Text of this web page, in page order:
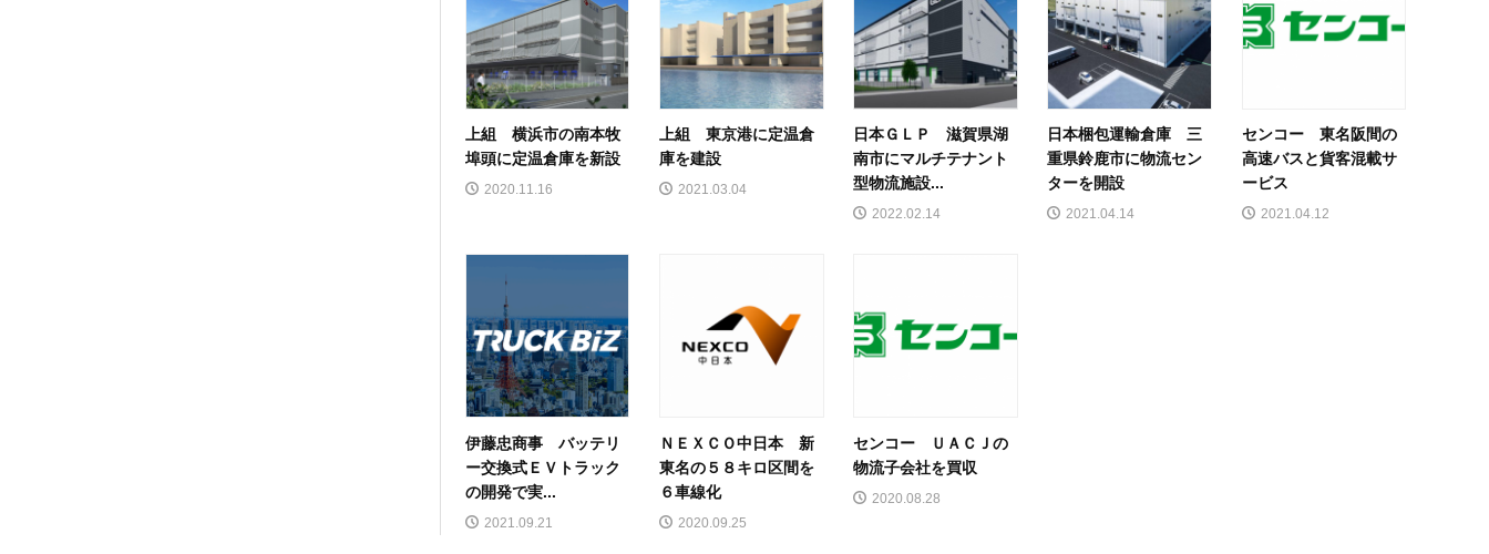
上組 横浜市の南本牧
埠頭に定温倉庫を新設
2020.11.16
上組 東京港に定温倉
庫を建設
2021.03.04
日本ＧＬＰ 滋賀県湖
南市にマルチテナント
型物流施設...
2022.02.14
日本梱包運輸倉庫 三
重県鈴鹿市に物流セン
ターを開設
2021.04.14
センコー 東名阪間の
高速バスと貨客混載サ
ービス
2021.04.12
伊藤忠商事 バッテリ
ー交換式ＥＶトラック
の開発で実...
2021.09.21
ＮＥＸＣＯ中日本 新
東名の５８キロ区間を
６車線化
2020.09.25
センコー ＵＡＣＪの
物流子会社を買収
2020.08.28